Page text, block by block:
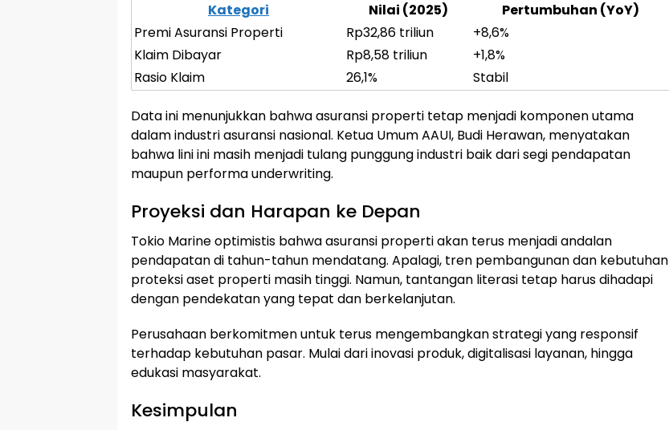
Kategori Nilai (2025)
Pertumbuhan (YoY)
Premi Asuransi Properti
Rp32,86 triliun
+8,6%
Klaim Dibayar
Rp8,58 triliun
+1,8%
Rasio Klaim
26,1% Stabil
Data ini menunjukkan bahwa asuransi properti tetap menjadi komponen utama
dalam industri asuransi nasional. Ketua Umum AAUI, Budi Herawan, menyatakan
bahwa lini ini masih menjadi tulang punggung industri baik dari segi pendapatan
maupun performa underwriting.
Proyeksi dan Harapan ke Depan
Tokio Marine optimistis bahwa asuransi properti akan terus menjadi andalan
pendapatan di tahun-tahun mendatang. Apalagi, tren pembangunan dan kebutuhan
proteksi aset properti masih tinggi. Namun, tantangan literasi tetap harus dihadapi
dengan pendekatan yang tepat dan berkelanjutan.
Perusahaan berkomitmen untuk terus mengembangkan strategi yang responsif
terhadap kebutuhan pasar. Mulai dari inovasi produk, digitalisasi layanan, hingga
edukasi masyarakat.
Kesimpulan